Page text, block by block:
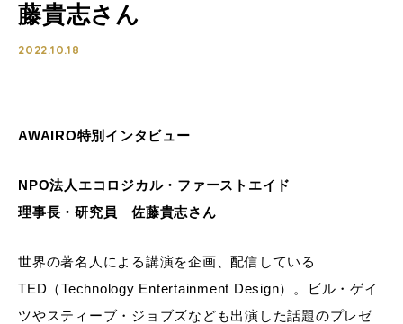
藤貴志さん
2022.10.18
AWAIRO特別インタビュー
NPO法人エコロジカル・ファーストエイド
理事長・研究員 佐藤貴志さん
世界の著名人による講演を企画、配信している
TED（Technology Entertainment Design）。ビル・ゲイ
ツやスティーブ・ジョブズなども出演した話題のプレゼ